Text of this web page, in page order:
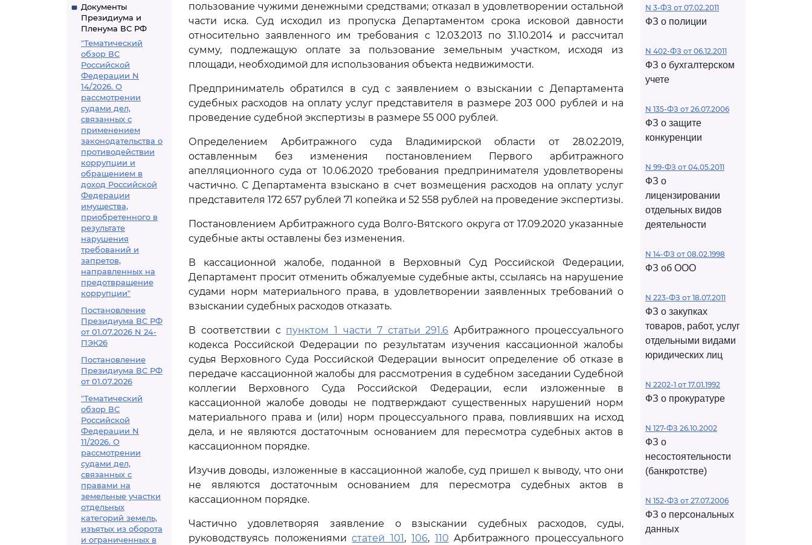
Документы
Президиума и
Пленума ВС РФ
"Тематический
обзор ВС
Российской
Федерации N
14/2026. О
рассмотрении
судами дел,
связанных с
применением
законодательства о
противодействии
коррупции и
обращением в
доход Российской
Федерации
имущества,
приобретенного в
результате
нарушения
требований и
запретов,
направленных на
предотвращение
коррупции"
Постановление
Президиума ВС РФ
от 01.07.2026 N 24-
ПЭК26
Постановление
Президиума ВС РФ
от 01.07.2026
"Тематический
обзор ВС
Российской
Федерации N
11/2026. О
рассмотрении
судами дел,
связанных с
правами на
земельные участки
отдельных
категорий земель,
изъятых из оборота
и ограниченных в
пользование чужими денежными средствами; отказал в удовлетворении остальной
части иска. Суд исходил из пропуска Департаментом срока исковой давности
относительно заявленного им требования с 12.03.2013 по 31.10.2014 и рассчитал
сумму, подлежащую оплате за пользование земельным участком, исходя из
площади, необходимой для использования объекта недвижимости.
Предприниматель обратился в суд с заявлением о взыскании с Департамента
судебных расходов на оплату услуг представителя в размере 203 000 рублей и на
проведение судебной экспертизы в размере 55 000 рублей.
Определением Арбитражного суда Владимирской области от 28.02.2019,
оставленным без изменения постановлением Первого арбитражного
апелляционного суда от 10.06.2020 требования предпринимателя удовлетворены
частично. С Департамента взыскано в счет возмещения расходов на оплату услуг
представителя 172 657 рублей 71 копейка и 52 558 рублей на проведение экспертизы.
Постановлением Арбитражного суда Волго-Вятского округа от 17.09.2020 указанные
судебные акты оставлены без изменения.
В кассационной жалобе, поданной в Верховный Суд Российской Федерации,
Департамент просит отменить обжалуемые судебные акты, ссылаясь на нарушение
судами норм материального права, в удовлетворении заявленных требований о
взыскании судебных расходов отказать.
В соответствии с пунктом 1 части 7 статьи 291.6 Арбитражного процессуального
кодекса Российской Федерации по результатам изучения кассационной жалобы
судья Верховного Суда Российской Федерации выносит определение об отказе в
передаче кассационной жалобы для рассмотрения в судебном заседании Судебной
коллегии Верховного Суда Российской Федерации, если изложенные в
кассационной жалобе доводы не подтверждают существенных нарушений норм
материального права и (или) норм процессуального права, повлиявших на исход
дела, и не являются достаточным основанием для пересмотра судебных актов в
кассационном порядке.
Изучив доводы, изложенные в кассационной жалобе, суд пришел к выводу, что они
не являются достаточным основанием для пересмотра судебных актов в
кассационном порядке.
Частично удовлетворяя заявление о взыскании судебных расходов, суды,
руководствуясь положениямистатей 101, 106, 110 Арбитражного процессуального
N 3-ФЗ от 07.02.2011
ФЗ о полиции
N 402-ФЗ от 06.12.2011
ФЗ о бухгалтерском
учете
N 135-ФЗ от 26.07.2006
ФЗ о защите
конкуренции
N 99-ФЗ от 04.05.2011
ФЗ о
лицензировании
отдельных видов
деятельности
N 14-ФЗ от 08.02.1998
ФЗ об ООО
N 223-ФЗ от 18.07.2011
ФЗ о закупках
товаров, работ, услуг
отдельными видами
юридических лиц
N 2202-1 от 17.01.1992
ФЗ о прокуратуре
N 127-ФЗ 26.10.2002
ФЗ о
несостоятельности
(банкротстве)
N 152-ФЗ от 27.07.2006
ФЗ о персональных
данных